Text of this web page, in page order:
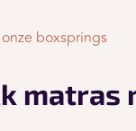
boxsprings
matras